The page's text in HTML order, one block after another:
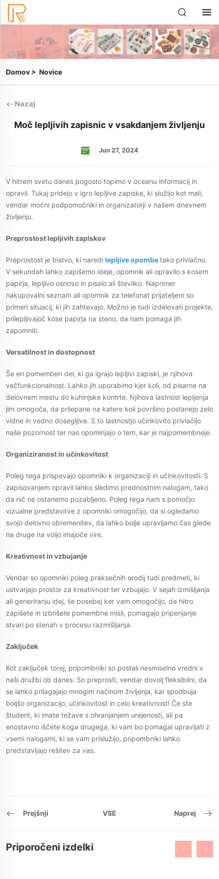
Domov > Novice
Nazaj
Moč lepljivih zapisnic v vsakdanjem življenju
Jun 27, 2024
V hitrem svetu danes pogosto topimo v oceanu informacij in
opravil. Tukaj pridejo v igro lepljive zapiske, ki služijo kot mali,
vendar močni podpomočniki in organizatorji v našem dnevnem
življenju.
Preprostost lepljivih zapiskov
Preprostost je bistvo, ki naredi lepljive opombetako privlačno.
V sekundah lahko zapišemo ideje, opomnik ali opravilo s kosem
papirja, lepljivo osnovo in pisalo ali številko. Naprimer
nakupovalni seznam ali opomnik za telefonat prijateljem so
primeri situacij, ki jih zahtevajo. Možno je tudi izdelovati projekte,
prilepljivajoč kose papirja na steno, da nam pomaga jih
zapomniti.
Versatilnost in dostopnost
Še en pomemben del, ki ga igrajo lepljivi zapiski, je njihova
večfunkcionalnost. Lahko jih uporabimo kjer koli, od pisarne na
delovnem mestu do kuhinjske kontrte. Njihova lastnost lepljenja
jim omogoča, da prilepane na katere koli površino postanejo zelo
vidne in vedno dosegljive. S to lastnostjo učinkovito privlačijo
naše pozornost ter nas opominjajo o tem, kar je najpomembneje.
Organiziranost in učinkovitost
Poleg tega prispevajo opomniki k organizaciji in učinkovitosti. S
zapisovanjem opravil lahko sledimo prednostnim nalogam, tako
da nič ne ostanemo pozabljeno. Poleg tega nam s pomočjo
vizualne predstavitve z opomniki omogočijo, da si ogledamo
svojo delovno obremenitev, da lahko bolje upravljamo čas glede
na druge na voljo imajoče vire.
Kreativnost in vzbujanje
Vendar so opomniki poleg praksečnih orodij tudi predmeti, ki
ustvarjajo prostor za kreativnost ter vzbujajo. V sejah izmišljanja
ali generiranju idej, še posebej ker vam omogočijo, da hitro
zapišete in izbrišete pomembne misli, pomagajo pripenjanje
stvari po stenah v procesu razmišljanja.
Zaključek
Kot zaključek torej; pripombniki so postali nesmiselno vredni v
naši družbi ob danes. So preprosti, vendar dovolj fleksibilni, da
se lahko prilagajajo mnogim načinom življenja, kar spodbuja
boljšo organizacijo, učinkovitost in celo kreativnost! Če ste
študent, ki imate težave s ohranjanjem urejenosti, ali pa
enostavno iščete koga drugega, ki vam bo pomagal upravljati z
vsemi nalogami, ki se vam prislužijo, pripombniki lahko
predstavljajo rešitev za vas.
Prejšnji VSE Naprej
Priporočeni izdelki